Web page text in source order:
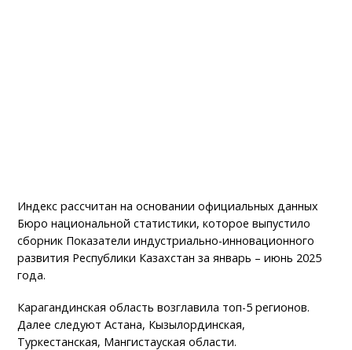
Индекс рассчитан на основании официальных данных
Бюро национальной статистики, которое выпустило
сборник Показатели индустриально-инновационного
развития Республики Казахстан за январь – июнь 2025
года.
Карагандинская область возглавила топ-5 регионов.
Далее следуют Астана, Кызылординская,
Туркестанская, Мангистауская области.